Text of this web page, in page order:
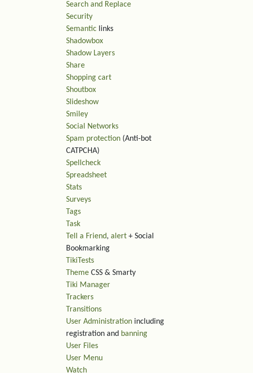
Search and Replace
Security
Semantic links
Shadowbox
Shadow Layers
Share
Shopping cart
Shoutbox
Slideshow
Smiley
Social Networks
Spam protection (Anti-bot
CATPCHA)
Spellcheck
Spreadsheet
Stats
Surveys
Tags
Task
Tell a Friend, alert + Social
Bookmarking
TikiTests
Theme CSS & Smarty
Tiki Manager
Trackers
Transitions
User Administration including
registration and banning
User Files
User Menu
Watch